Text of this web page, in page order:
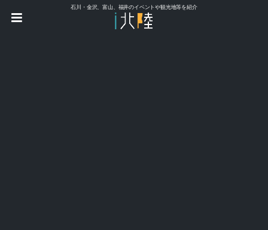
石川・金沢、富山、福井のイベントや観光地等を紹介